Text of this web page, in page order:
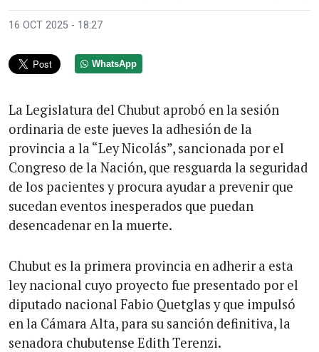
16 OCT 2025 - 18:27
WhatsApp
La Legislatura del Chubut aprobó en la sesión
ordinaria de este jueves la adhesión de la
provincia a la “Ley Nicolás”, sancionada por el
Congreso de la Nación, que resguarda la seguridad
de los pacientes y procura ayudar a prevenir que
sucedan eventos inesperados que puedan
desencadenar en la muerte.
Chubut es la primera provincia en adherir a esta
ley nacional cuyo proyecto fue presentado por el
diputado nacional Fabio Quetglas y que impulsó
en la Cámara Alta, para su sanción definitiva, la
senadora chubutense Edith Terenzi.